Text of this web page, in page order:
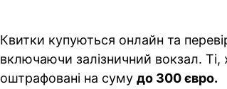
Квитки купуються онлайн та
включаючи залізничний вокзал.
оштрафовані на суму до 300 євро.